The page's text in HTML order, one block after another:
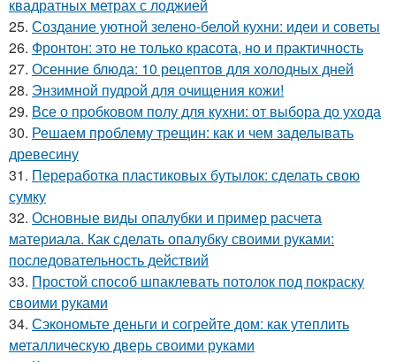
квадратных метрах с лоджией
25. Создание уютной зелено-белой кухни: идеи и советы
26. Фронтон: это не только красота, но и практичность
27. Осенние блюда: 10 рецептов для холодных дней
28. Энзимной пудрой для очищения кожи!
29. Все о пробковом полу для кухни: от выбора до ухода
30. Решаем проблему трещин: как и чем заделывать
древесину
31. Переработка пластиковых бутылок: сделать свою
сумку
32. Основные виды опалубки и пример расчета
материала. Как сделать опалубку своими руками:
последовательность действий
33. Простой способ шпаклевать потолок под покраску
своими руками
34. Сэкономьте деньги и согрейте дом: как утеплить
металлическую дверь своими руками